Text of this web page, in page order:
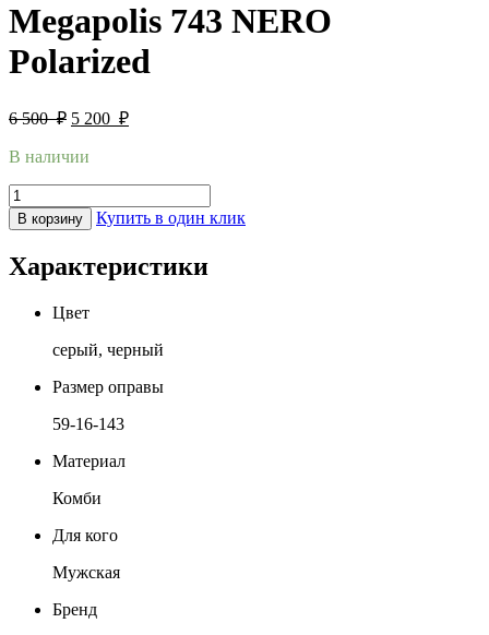
Megapolis 743 NERO
Polarized
6 500₽ 5 200 ₽
В наличии
В корзину Купить в один клик
Характеристики
Цвет
серый, черный
Размер оправы
59-16-143
Материал
Комби
Для кого
Мужская
Бренд